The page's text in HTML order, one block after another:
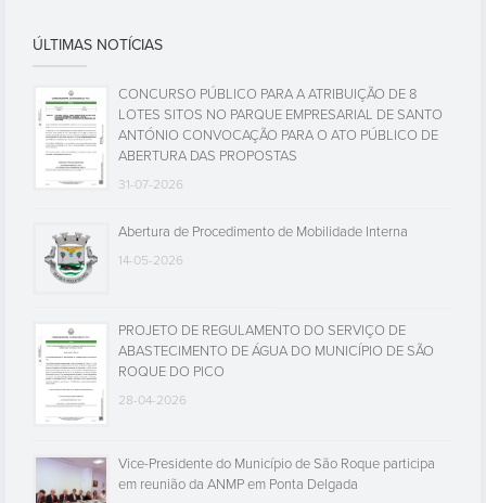
ÚLTIMAS NOTÍCIAS
CONCURSO PÚBLICO PARA A ATRIBUIÇÃO DE 8
LOTES SITOS NO PARQUE EMPRESARIAL DE SANTO
ANTÓNIO CONVOCAÇÃO PARA O ATO PÚBLICO DE
ABERTURA DAS PROPOSTAS
31-07-2026
Abertura de Procedimento de Mobilidade Interna
14-05-2026
PROJETO DE REGULAMENTO DO SERVIÇO DE
ABASTECIMENTO DE ÁGUA DO MUNICÍPIO DE SÃO
ROQUE DO PICO
28-04-2026
Vice-Presidente do Município de São Roque participa
em reunião da ANMP em Ponta Delgada